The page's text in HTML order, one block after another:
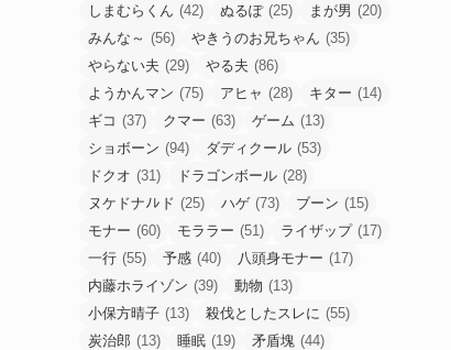
しまむらくん (42) ぬるぽ (25) まが男 (20)
みんな～ (56) やきうのお兄ちゃん (35)
やらない夫 (29) やる夫 (86)
ようかんマン (75) アヒャ (28) キター (14)
ギコ (37) クマー (63) ゲーム (13)
ショボーン (94) ダディクール (53)
ドクオ (31) ドラゴンボール (28)
ヌケドナﾉﾚド (25) ハゲ (73) ブーン (15)
モナー (60) モララー (51) ライザップ (17)
一行 (55) 予感 (40) 八頭身モナー (17)
内藤ホライゾン (39) 動物 (13)
小保方晴子 (13) 殺伐としたスレに (55)
炭治郎 (13) 睡眠 (19) 矛盾塊 (44)